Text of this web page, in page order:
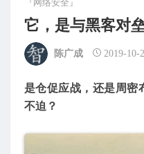
『网络安全』
它，是与黑客对
陈广成 2019-10-
是仓促应战，还是周密
不迫？